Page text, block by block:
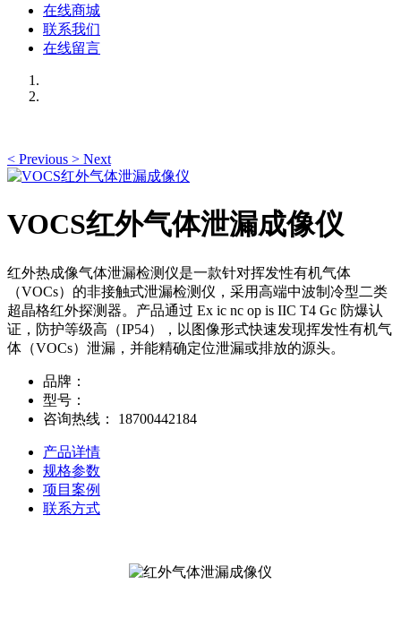
在线商城
联系我们
在线留言
< Previous > Next
VOCS红外气体泄漏成像仪
红外热成像气体泄漏检测仪是一款针对挥发性有机气体
（VOCs）的非接触式泄漏检测仪，采用高端中波制冷型二类
超晶格红外探测器。产品通过 Ex ic nc op is IIC T4 Gc 防爆认
证，防护等级高（IP54），以图像形式快速发现挥发性有机气
体（VOCs）泄漏，并能精确定位泄漏或排放的源头。
品牌 ：
型号 ：
咨询热线 ： 18700442184
产品详情
规格参数
项目案例
联系方式